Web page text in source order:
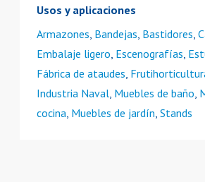
Usos y aplicaciones
Armazones Bandejas Bastidores
Embalaje ligero Escenografías
Fábrica de ataudes
Industria Naval, Muebles de baño
cocina Muebles de jardín Stands